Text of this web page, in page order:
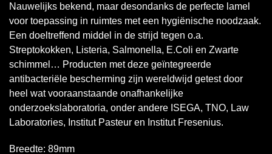
Nauwelijks bekend, maar desondanks de perfecte lamel
voor toepassing in ruimtes met een hygiënische noodzaak.
Een doeltreffend middel in de strijd tegen o.a.
Streptokokken, Listeria, Salmonella, E.Coli en Zwarte
schimmel… Producten met deze geïntegreerde
antibacteriële bescherming zijn wereldwijd getest door
heel wat vooraanstaande onafhankelijke
onderzoekslaboratoria, onder andere ISEGA, TNO, Law
Laboratories, Institut Pasteur en Institut Fresenius.
Breedte: 89mm